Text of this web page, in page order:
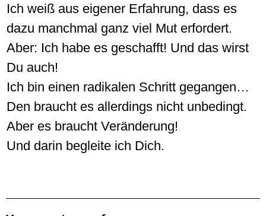
Ich weiß aus eigener Erfahrung, dass es
dazu manchmal ganz viel Mut erfordert.
Aber: Ich habe es geschafft! Und das wirst
Du auch!
Ich bin einen radikalen Schritt gegangen…
Den braucht es allerdings nicht unbedingt.
Aber es braucht Veränderung!
Und darin begleite ich Dich.